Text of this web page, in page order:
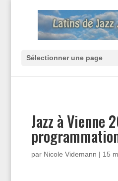
Sélectionner une page
Jazz à Vienne
par Nicole Videmann | 15